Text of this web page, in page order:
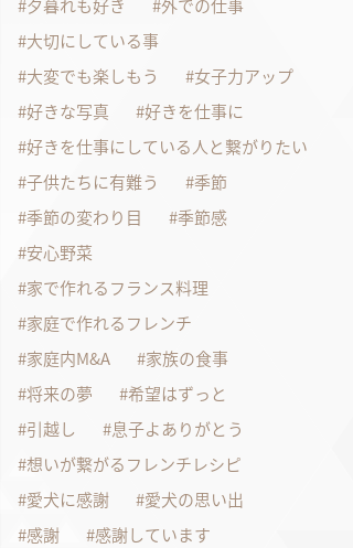
夕暮れも好き
外での仕事
大切にしている事
大変でも楽しもう
女子力アップ
好きな写真
好きを仕事に
好きを仕事にしている人と繋がりたい
子供たちに有難う
季節
季節の変わり目
季節感
安心野菜
家で作れるフランス料理
家庭で作れるフレンチ
家庭内M&A
家族の食事
将来の夢
希望はずっと
引越し
息子よありがとう
想いが繋がるフレンチレシピ
愛犬に感謝
愛犬の思い出
感謝
感謝しています